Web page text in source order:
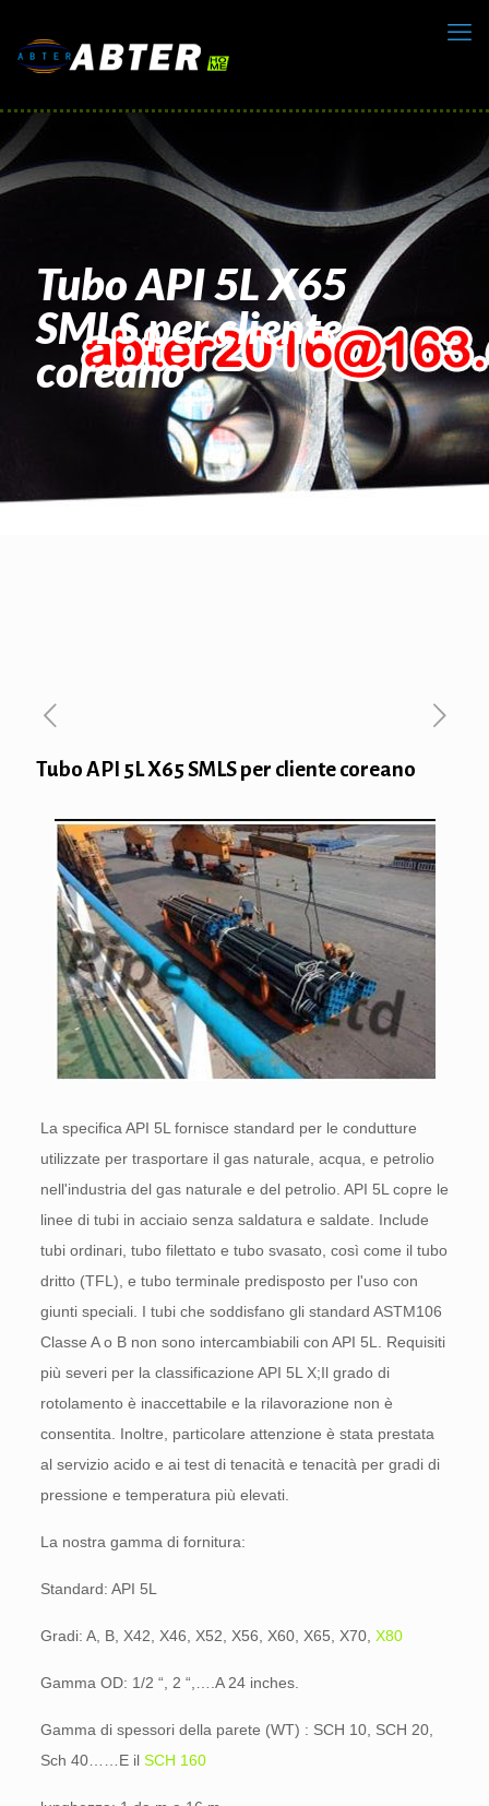
Tubo API 5L X65
SMLS per cliente
coreano
Tubo API 5L X65 SMLS per cliente coreano
La specifica API 5L fornisce standard per le condutture
utilizzate per trasportare il gas naturale, acqua, e petrolio
nell'industria del gas naturale e del petrolio. API 5L copre le
linee di tubi in acciaio senza saldatura e saldate. Include
tubi ordinari, tubo filettato e tubo svasato, così come il tubo
dritto (TFL), e tubo terminale predisposto per l'uso con
giunti speciali. I tubi che soddisfano gli standard ASTM106
Classe A o B non sono intercambiabili con API 5L. Requisiti
più severi per la classificazione API 5L X;Il grado di
rotolamento è inaccettabile e la rilavorazione non è
consentita. Inoltre, particolare attenzione è stata prestata
al servizio acido e ai test di tenacità e tenacità per gradi di
pressione e temperatura più elevati.
La nostra gamma di fornitura:
Standard: API 5L
Gradi: A, B, X42, X46, X52, X56, X60, X65, X70, X80
Gamma OD: 1/2 “, 2 “,….A 24 inches.
Gamma di spessori della parete (WT) : SCH 10, SCH 20,
Sch 40……E il SCH 160